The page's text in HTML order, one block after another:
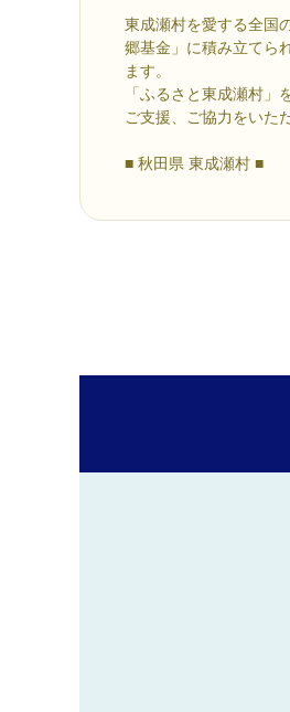
東成瀬村を愛する全国
郷基金」に積み立てら
ます。
「ふるさと東成瀬村
ご支援、ご協力をいた
■ 秋田県 東成瀬村 ■